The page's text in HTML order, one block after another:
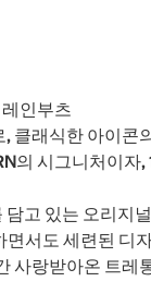
레인부츠
클래식한 아이콘
의 시그니처이자
고 있는 오리지
서도 세련된 디
사랑받아온 트레